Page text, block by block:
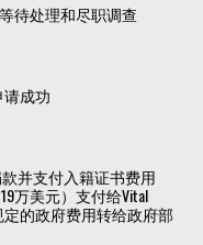
待处理和尽职调查
成功
并支付入籍证书费用
万美元）支付给Vital
定的政府费用转给政府部